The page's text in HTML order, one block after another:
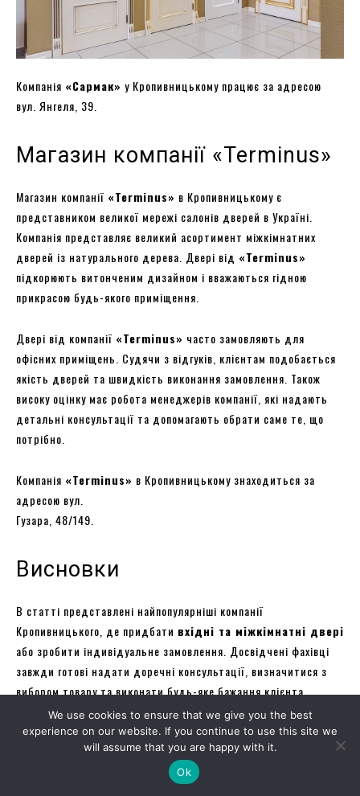
Компанія «Сармак» у Кропивницькому працює за адресою
вул. Янгеля, 39.
Магазин компанії «Terminus»
Магазин компанії «Terminus» в Кропивницькому є
представником великої мережі салонів дверей в Україні.
Компанія представляє великий асортимент міжкімнатних
дверей із натурального дерева. Двері від «Terminus»
підкорюють витонченим дизайном і вважаються гідною
прикрасою будь-якого приміщення.
Двері від компанії «Terminus» часто замовляють для
офісних приміщень. Судячи з відгуків, клієнтам подобається
якість дверей та швидкість виконання замовлення. Також
високу оцінку має робота менеджерів компанії, які надають
детальні консультації та допомагають обрати саме те, що
потрібно.
Компанія «Terminus» в Кропивницькому знаходиться за
адресою вул.
Гузара, 48/149.
Висновки
В статті представлені найпопулярніші компанії
Кропивницького, де придбати вхідні та міжкімнатні двері
або зробити індивідуальне замовлення. Досвідчені фахівці
завжди готові надати доречні консультації, визначитися з
вибором товару та виконати будь-яке бажання клієнта.
TAGS: ВИБІР ДВЕРЕЙ
ВСТАНОВЛЕННЯ ДВЕРЕЙ
ДВЕРІ ДЛЯ ОФІСНИХ ПРИМІЩЕНЬ
ЗАМОВИТИ ДВЕРІ
We use cookies to ensure that we give you the best
experience on our website. If you continue to use this site we
will assume that you are happy with it.
Ok